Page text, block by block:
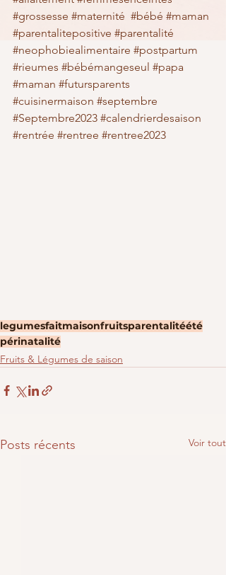
#grossesse #maternité #bébé #maman
#parentalitepositive #parentalité
#neophobiealimentaire #postpartum
#rieumes #bébémangeseul #papa
#maman #futursparents
#cuisinermaison #septembre
#Septembre2023 #calendrierdesaison
#rentrée #rentree #rentree2023
legumesfaitmaisonfruitsparentalitéété
périnatalité
Fruits & Légumes de saison
Posts récents Voir tout